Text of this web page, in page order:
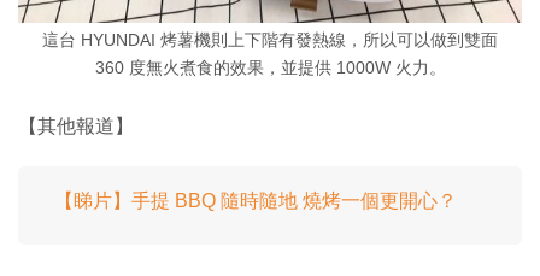
這台 HYUNDAI 烤薯機則上下階有發熱線，所以可以做到雙面
360 度無火煮食的效果，並提供 1000W 火力。
【其他報道】
【睇片】手提 BBQ 隨時隨地 燒烤一個更開心？